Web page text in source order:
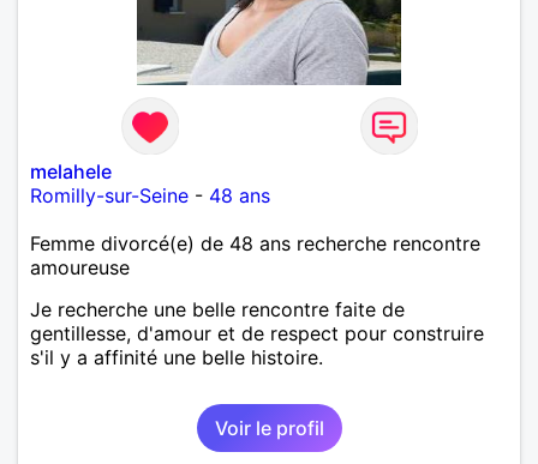
melahele
Romilly-sur-Seine - 48 ans
Femme divorcé(e) de 48 ans recherche rencontre
amoureuse
Je recherche une belle rencontre faite de
gentillesse, d'amour et de respect pour construire
s'il y a affinité une belle histoire.
Voir le profil